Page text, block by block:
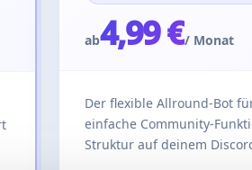
ab4,99 €/ Monat
Der flexible Allround-Bot
einfache Community-
Struktur auf deinem